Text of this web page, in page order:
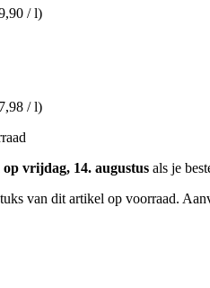
/ l)
/ l)
vrijdag, 14. augustus als je
van dit artikel op voorraad.